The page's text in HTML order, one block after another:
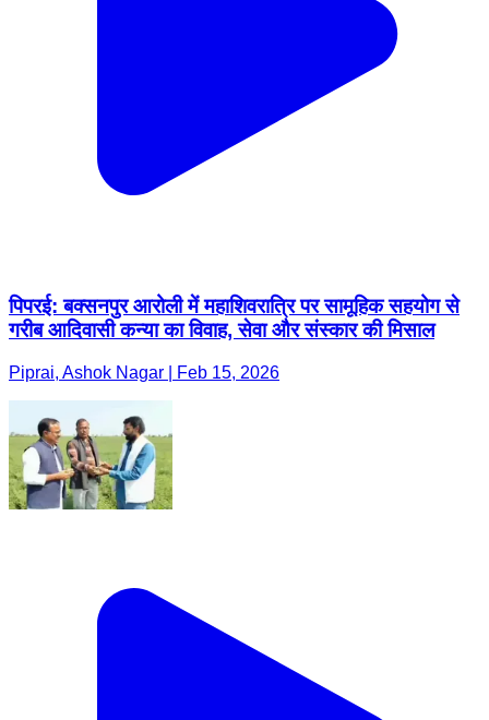
पिपरई: बक्सनपुर आरोली में महाशिवरात्रि पर सामूहिक सहयोग से
गरीब आदिवासी कन्या का विवाह, सेवा और संस्कार की मिसाल
Piprai, Ashok Nagar | Feb 15, 2026